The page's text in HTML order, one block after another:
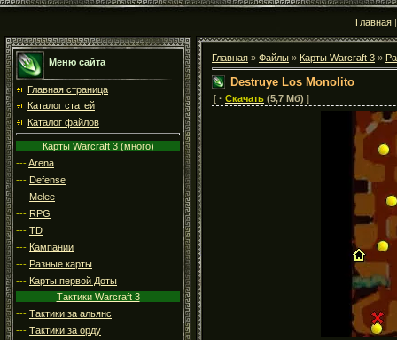
Главная
Меню сайта
Главная страница
Каталог статей
Каталог файлов
Карты Warcraft 3 (много)
---Arena
--- Defense
--- Melee
--- RPG
--- TD
--- Кампании
--- Разные карты
--- Карты первой Доты
Тактики Warcraft 3
--- Тактики за альянс
--- Тактики за орду
Главная » Файлы » Карты Warcraft 3 »
Destruye Los Monolito
[ · Скачать (5,7 Мб) ]